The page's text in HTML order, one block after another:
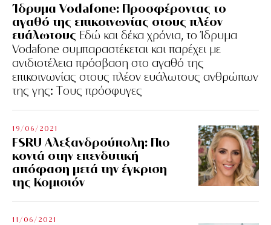
Ίδρυμα Vodafone: Προσφέροντας το
αγαθό της επικοινωνίας στους πλέον
ευάλωτους Εδώ και δέκα χρόνια, το Ίδρυμα
Vodafone συμπαραστέκεται και παρέχει με
ανιδιοτέλεια πρόσβαση στο αγαθό της
επικοινωνίας στους πλέον ευάλωτους ανθρώπων
της γης: Tους πρόσφυγες
19/06/2021
FSRU Αλεξανδρούπολη: Πιο
κοντά στην επενδυτική
απόφαση μετά την έγκριση
της Κομισιόν
11/06/2021